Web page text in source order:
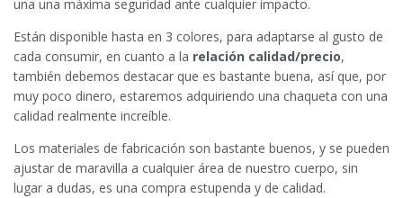
una una máxima seguridad ante cualquier impacto.
Están disponible hasta en 3 colores, para adaptarse al gusto de
cada consumir, en cuanto a la relación calidad/precio,
también debemos destacar que es bastante buena, así que, por
muy poco dinero, estaremos adquiriendo una chaqueta con una
calidad realmente increíble.
Los materiales de fabricación son bastante buenos, y se pueden
ajustar de maravilla a cualquier área de nuestro cuerpo, sin
lugar a dudas, es una compra estupenda y de calidad.